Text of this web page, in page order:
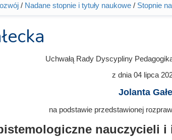
/ Nadane stopnie i tytuły naukowe/ Stopnie
Uchwałą Rady Dyscypliny
z dnia 04 lipca
Jolanta
na podstawie przedstawionej
nauczycieli